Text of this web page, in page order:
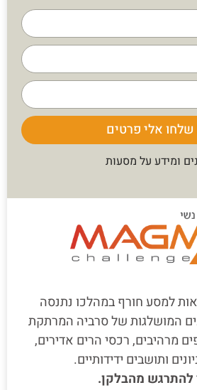
ומידע על מסעות
שלחו אלי פרטים
למסע חורף במהלכו נתנסה
המושלגות של סרביה המרתקת
מרהיבים, רכסי הרים אדירים,
ותושבים ידידותיים.
להתרגש מהבלקן.